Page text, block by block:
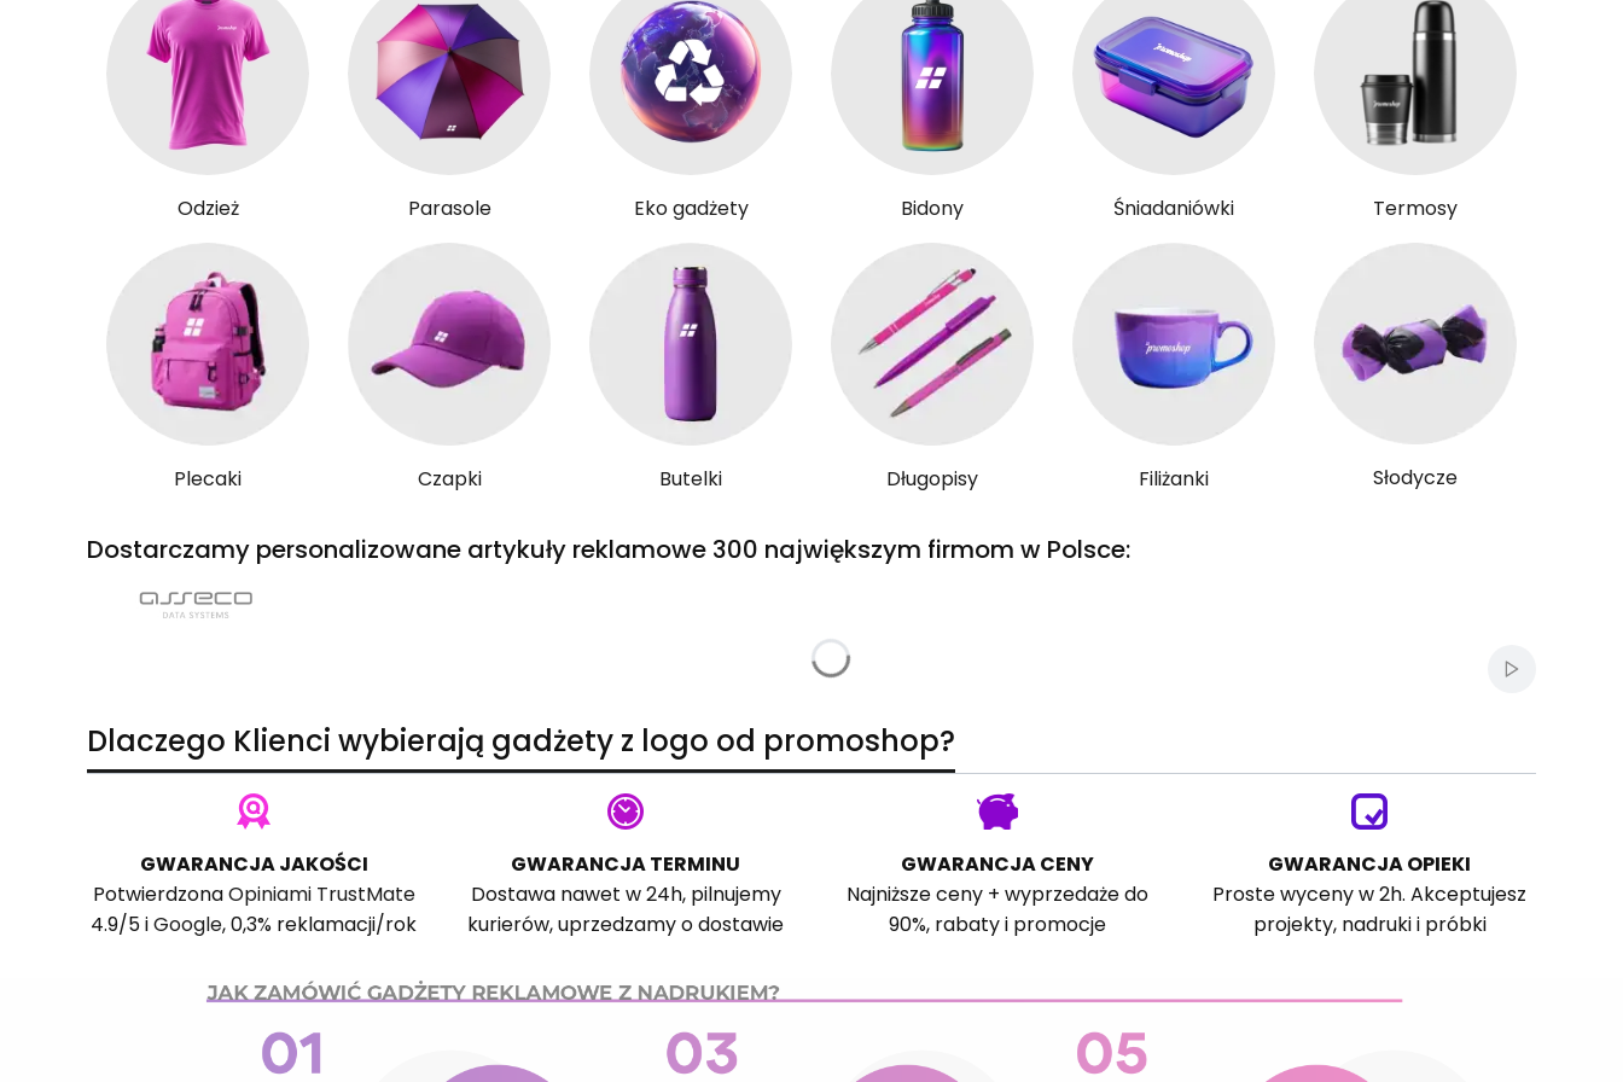
Odzież Parasole Eko gadżety Bidony Śniadaniówki Termosy
Plecaki Czapki Butelki Długopisy Filiżanki Słodycze
Dostarczamy personalizowane artykuły reklamowe 300 największym firmom w Polsce:
Włącz
Dlaczego Klienci wybierają gadżety z logo od promoshop?
GWARANCJA JAKOŚCI
PotwierdzonaOpiniami TrustMate
4.9/5 iGoogle, 0,3% reklamacji/rok
GWARANCJA TERMINU
Dostawa nawet w 24h, pilnujemy
kurierów, uprzedzamy o dostawie
GWARANCJA CENY
Najniższe ceny + wyprzedaże do
90%, rabaty i promocje
GWARANCJA OPIEKI
Proste wyceny w 2h. Akceptujesz
projekty, nadruki i próbki